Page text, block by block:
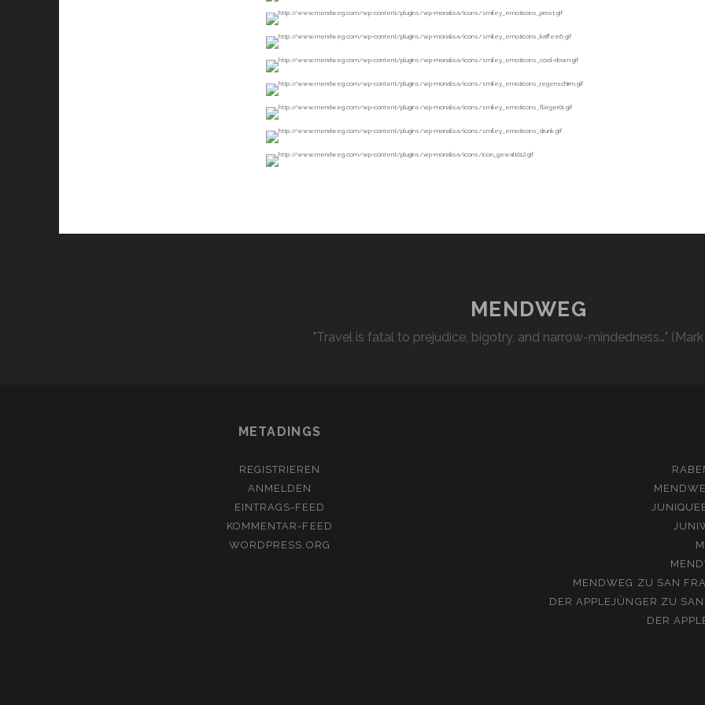
MENDWEG
"Travel is fatal to prejudice, bigotry, and narrow-mindedness…"
METADINGS
REGISTRIEREN
ANMELDEN
EINTRAGS-FEED
KOMMENTAR-FEED
WORDPRESS.ORG
MENDWEG ZU SAN
DER APPLEJÜNGER ZU
DER